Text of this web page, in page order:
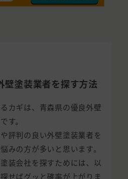
壁塗装業者を探す方法
カギは、青森県の優良外壁
す。
評判の良い外壁塗装業者を
みの方が多いと思います。
装会社を探すためには、以
せばグッと確率が上がりま